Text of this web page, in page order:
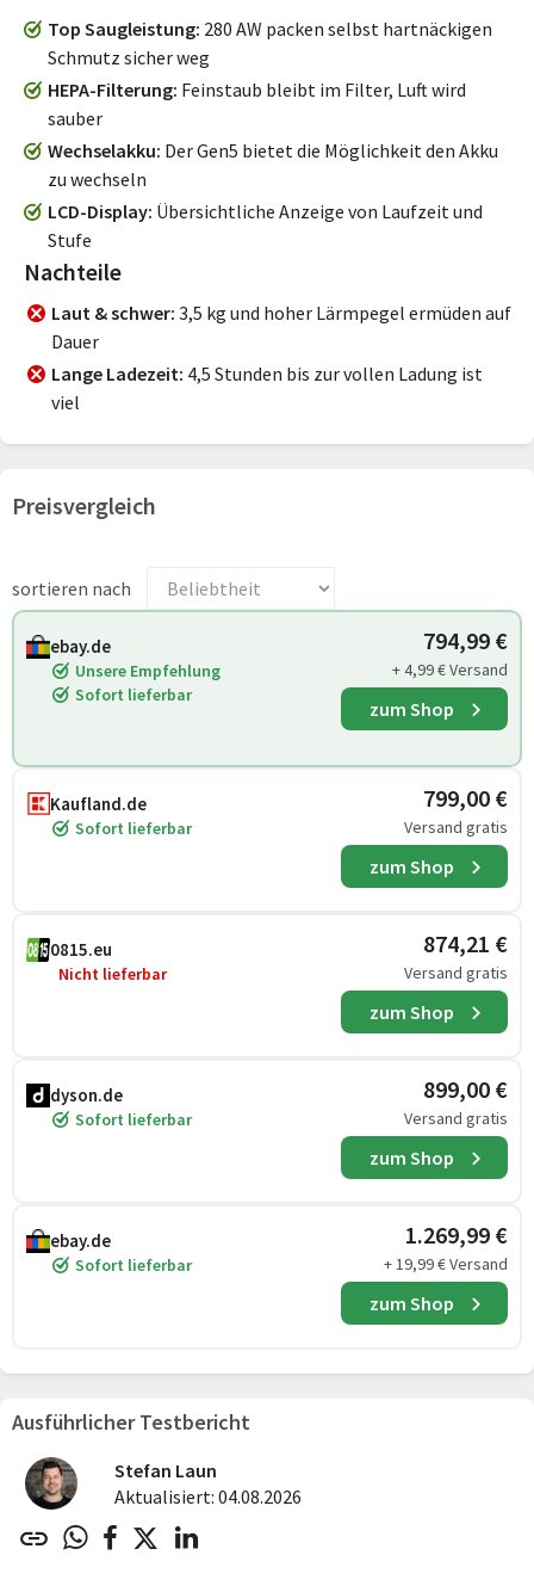
Top Saugleistung 280 AW packen selbst hartnäckigen
Schmutz sicher weg
HEPA-Filterung Feinstaub bleibt im Filter, Luft wird
sauber
Wechselakku Der Gen5 bietet die Möglichkeit den Akku
zu wechseln
LCD-Display Übersichtliche Anzeige von Laufzeit und
Stufe
Nachteile
Laut & schwer 3,5 kg und hoher Lärmpegel ermüden auf
Dauer
Lange Ladezeit 4,5 Stunden bis zur vollen Ladung ist
viel
Preisvergleich
sortieren nach
ebay.de
Unsere Empfehlung
Sofort lieferbar
794,99 €
+ 4,99 € Versand
zum Shop
Kaufland.de
Sofort lieferbar
799,00 €
Versand gratis
zum Shop
0815.eu
Nicht lieferbar
874,21 €
Versand gratis
zum Shop
dyson.de
Sofort lieferbar
899,00 €
Versand gratis
zum Shop
ebay.de
Sofort lieferbar
1.269,99 €
+ 19,99 € Versand
zum Shop
Ausführlicher Testbericht
Stefan Laun
Aktualisiert: 04.08.2026